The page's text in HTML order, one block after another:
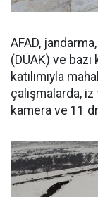
AFAD,
(DÜAK) ve
katılımıyla
çalışmalarda,
kamera ve 11